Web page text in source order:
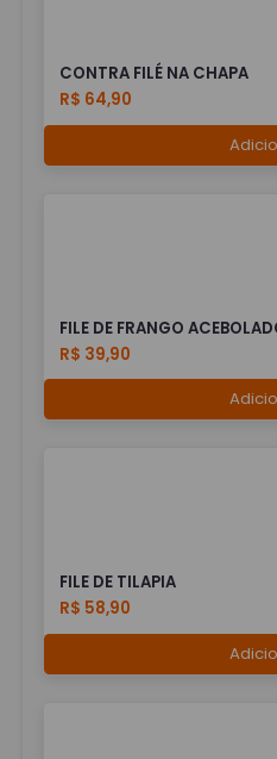
CONTRA FILÉ NA CHAPA
R$ 64,90
FILE DE FRANGO
R$ 39,90
FILE DE TILAPIA
R$ 58,90